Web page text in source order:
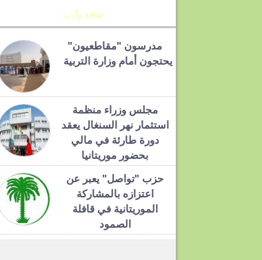
ثقافة وأدب
مدرسون "مقاطعيون"
يحتجون أمام وزارة التربية
مجلس وزراء منظمة
استثمار نهر السنغال يعقد
دورة طارئة في مالي
بحضور موريتانيا
حزب "تواصل" يعبر عن
اعتزازه بالمشاركة
الموريتانية في قافلة
الصمود